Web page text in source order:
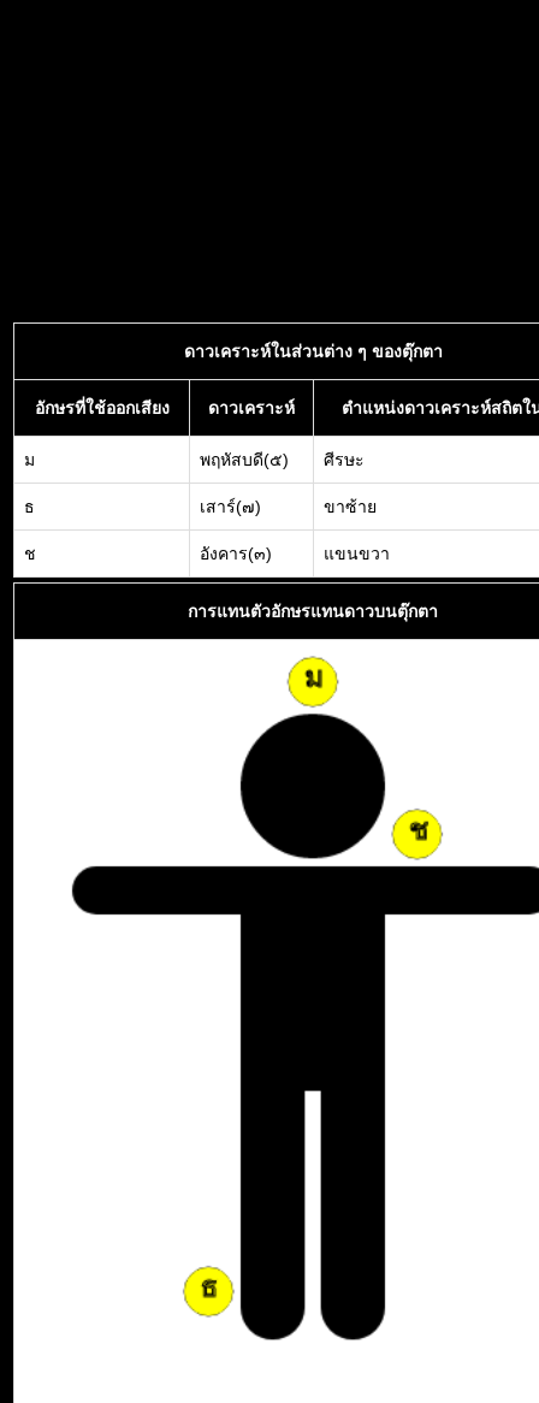
ดาวเคราะห์ในส่วนต่าง ๆ ของตุ๊กตา
อักษรที่ใช้ออกเสียง ดาวเคราะห์ ตำแหน่งดาวเคราะห์สถิตใ
ม พฤหัสบดี(๕) ศีรษะ
ธ เสาร์(๗) ขาซ้าย
ช อังคาร(๓) แขนขวา
การแทนตัวอักษรแทนดาวบนตุ๊กตา